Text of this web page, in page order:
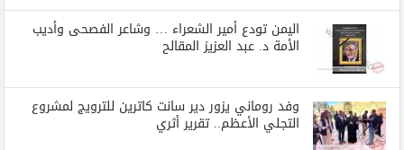
اليمن تودع أمير الشعراء … وشاعر الفصحى وأديب
الأمة د. عبد العزيز المقالح
وفد روماني يزور دير سانت كاترين للترويج لمشروع
التجلي الأعظم.. تقرير أثري